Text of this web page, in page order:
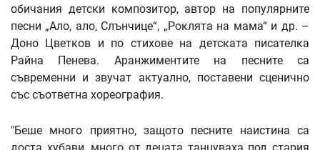
обичания детски композитор, автор на популярните
песни „Ало, ало, Слънчице“, „Роклята на мама“ и др. –
Доно Цветков и по стихове на детската писателка
Райна Пенева. Аранжиментите на песните са
съвременни и звучат актуално, поставени сценично
със съответна хореография.
"Беше много приятно, защото песните наистина са